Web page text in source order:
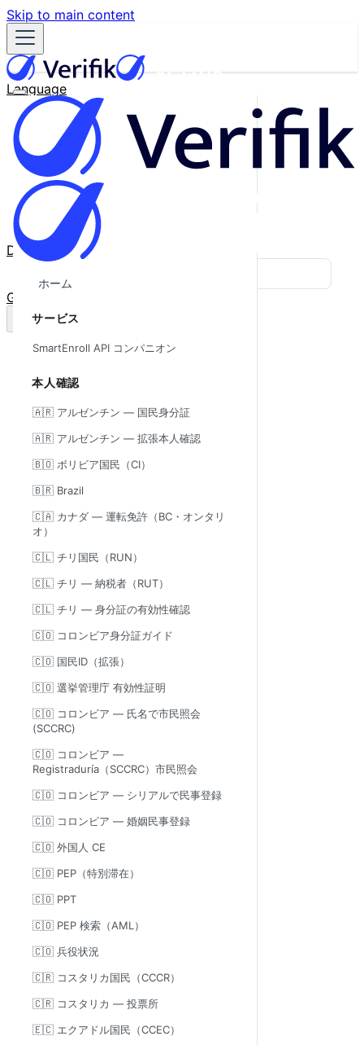
Skip to main content
Language
English
Español
Français
Português
한국어
日本語
中文
Docs
GitHub
ホーム
サービス
SmartEnroll API コンパニオン
本人確認
🇦🇷 アルゼンチン — 国民身分証
🇦🇷 アルゼンチン — 拡張本人確認
🇧🇴 ボリビア国民（CI）
🇧🇷 Brazil
🇨🇦 カナダ — 運転免許（BC・オンタリ
オ）
🇨🇱 チリ国民（RUN）
🇨🇱 チリ — 納税者（RUT）
🇨🇱 チリ — 身分証の有効性確認
🇨🇴 コロンビア身分証ガイド
🇨🇴 国民ID（拡張）
🇨🇴 選挙管理庁 有効性証明
🇨🇴 コロンビア — 氏名で市民照会
(SCCRC)
🇨🇴 コロンビア —
Registraduría（SCCRC）市民照会
🇨🇴 コロンビア — シリアルで民事登録
🇨🇴 コロンビア — 婚姻民事登録
🇨🇴 外国人 CE
🇨🇴 PEP（特別滞在）
🇨🇴 PPT
🇨🇴 PEP 検索（AML）
🇨🇴 兵役状況
🇨🇷 コスタリカ国民（CCCR）
🇨🇷 コスタリカ — 投票所
🇪🇨 エクアドル国民（CCEC）